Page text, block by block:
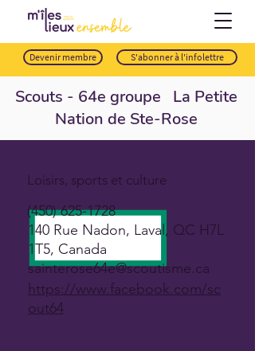
Devenir membre S'abonner à l'infolettre
Scouts - 64e groupe La Petite
Nation de Ste-Rose
140 Rue Nadon, Laval, QC H7L
1T5, Canada
(450) 625-1728
sainterose64e@scoutisme.ca
https://www.facebook.com/sc
out64
Loisirs, sports et culture